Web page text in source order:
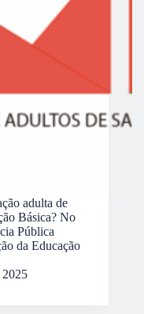
adulta de
Básica? No
Pública
da Educação
2025